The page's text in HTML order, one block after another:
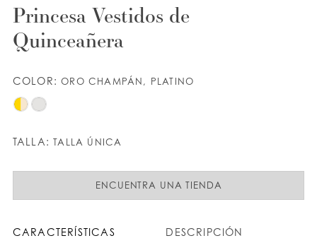
Princesa Vestidos de
Quinceañera
COLOR:ORO CHAMPÁN, PLATINO
TALLA: TALLA ÚNICA
ENCUENTRA UNA TIENDA
CARACTERÍSTICAS DESCRIPCIÓN